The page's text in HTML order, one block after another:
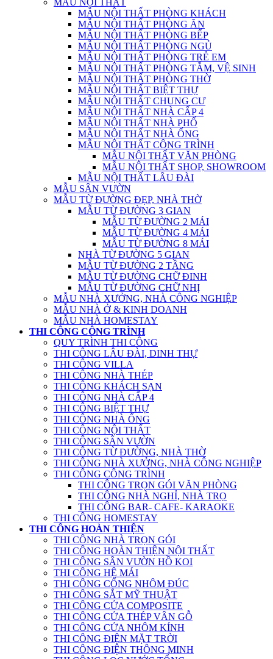
MẪU NỘI THẤT
MẪU NỘI THẤT PHÒNG KHÁCH
MẪU NỘI THẤT PHÒNG ĂN
MẪU NỘI THẤT PHÒNG BẾP
MẪU NỘI THẤT PHÒNG NGỦ
MẪU NỘI THẤT PHÒNG TRẺ EM
MẪU NỘI THẤT PHÒNG TẮM, VỆ SINH
MẪU NỘI THẤT PHÒNG THỜ
MẪU NỘI THẤT BIỆT THỰ
MẪU NỘI THẤT CHUNG CƯ
MẪU NỘI THẤT NHÀ CẤP 4
MẪU NỘI THẤT NHÀ PHỐ
MẪU NỘI THẤT NHÀ ỐNG
MẪU NỘI THẤT CÔNG TRÌNH
MẪU NỘI THẤT VĂN PHÒNG
MẪU NỘI THẤT SHOP, SHOWROOM
MẪU NỘI THẤT LÂU ĐÀI
MẪU SÂN VƯỜN
MẪU TỪ ĐƯỜNG ĐẸP, NHÀ THỜ
MẪU TỪ ĐƯỜNG 3 GIAN
MẪU TỪ ĐƯỜNG 2 MÁI
MẪU TỪ ĐƯỜNG 4 MÁI
MẪU TỪ ĐƯỜNG 8 MÁI
NHÀ TỪ ĐƯỜNG 5 GIAN
MẪU TỪ ĐƯỜNG 2 TẦNG
MẪU TỪ ĐƯỜNG CHỮ ĐINH
MẪU TỪ ĐƯỜNG CHỮ NHỊ
MẪU NHÀ XƯỞNG, NHÀ CÔNG NGHIỆP
MẪU NHÀ Ở & KINH DOANH
MẪU NHÀ HOMESTAY
THI CÔNG CÔNG TRÌNH
QUY TRÌNH THI CÔNG
THI CÔNG LÂU ĐÀI, DINH THỰ
THI CÔNG VILLA
THI CÔNG NHÀ THÉP
THI CÔNG KHÁCH SẠN
THI CÔNG NHÀ CẤP 4
THI CÔNG BIỆT THỰ
THI CÔNG NHÀ ỐNG
THI CÔNG NỘI THẤT
THI CÔNG SÂN VƯỜN
THI CÔNG TỪ ĐƯỜNG, NHÀ THỜ
THI CÔNG NHÀ XƯỞNG, NHÀ CÔNG NGHIỆP
THI CÔNG CÔNG TRÌNH
THI CÔNG TRỌN GÓI VĂN PHÒNG
THI CÔNG NHÀ NGHỈ, NHÀ TRỌ
THI CÔNG BAR- CAFE- KARAOKE
THI CÔNG HOMESTAY
THI CÔNG HOÀN THIỆN
THI CÔNG NHÀ TRỌN GÓI
THI CÔNG HOÀN THIỆN NỘI THẤT
THI CÔNG SÂN VƯỜN HỒ KOI
THI CÔNG HỆ MÁI
THI CÔNG CỔNG NHÔM ĐÚC
THI CÔNG SẮT MỸ THUẬT
THI CÔNG CỬA COMPOSITE
THI CÔNG CỬA THÉP VÂN GỖ
THI CÔNG CỬA NHÔM KÍNH
THI CÔNG ĐIỆN MẶT TRỜI
THI CÔNG ĐIỆN THÔNG MINH